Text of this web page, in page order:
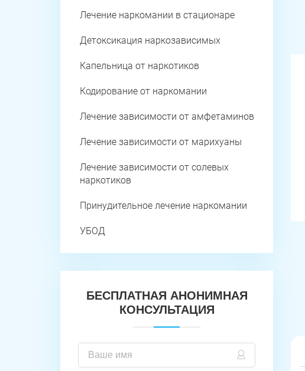
Лечение наркомании в стационаре
Детоксикация наркозависимых
Капельница от наркотиков
Кодирование от наркомании
Лечение зависимости от амфетаминов
Лечение зависимости от марихуаны
Лечение зависимости от солевых
наркотиков
Принудительное лечение наркомании
УБОД
БЕСПЛАТНАЯ АНОНИМНАЯ
КОНСУЛЬТАЦИЯ